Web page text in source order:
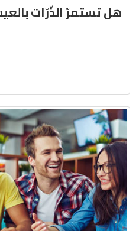
هل تستمرّ الذّرّات